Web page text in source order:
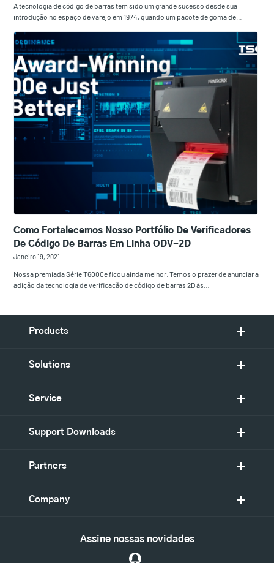
A tecnologia de código de barras tem sido um grande sucesso desde sua
introdução no espaço de varejo em 1974, quando um pacote de goma de…
Como Fortalecemos Nosso Portfólio De Verificadores
De Código De Barras Em Linha ODV-2D
Janeiro 19, 2021
Nossa premiada Série T6000e ficou ainda melhor. Temos o prazer de anunciar a
adição da tecnologia de verificação de código de barras 2D às…
Products
Solutions
Service
Support Downloads
Partners
Company
Assine nossas novidades